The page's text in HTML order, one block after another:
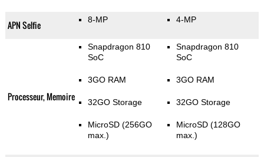
APN Selfie 8-MP 4-MP
Processeur, Memoire
Snapdragon 810
SoC
3GO RAM
32GO Storage
MicroSD (256GO
max.)
Snapdragon 810
SoC
3GO RAM
32GO Storage
MicroSD (128GO
max.)